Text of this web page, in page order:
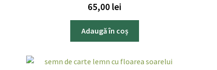
65,00 lei
Adaugă în coș